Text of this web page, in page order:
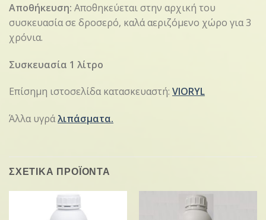
Αποθήκευση: Αποθηκεύεται στην αρχική του
συσκευασία σε δροσερό, καλά αεριζόμενο χώρο για 3
χρόνια.
Συσκευασία 1 λίτρο
Επίσημη ιστοσελίδα κατασκευαστή: VIORYL
Άλλα υγράλιπάσματα.
ΣΧΕΤΙΚΑ ΠΡΟΪΟΝΤΑ